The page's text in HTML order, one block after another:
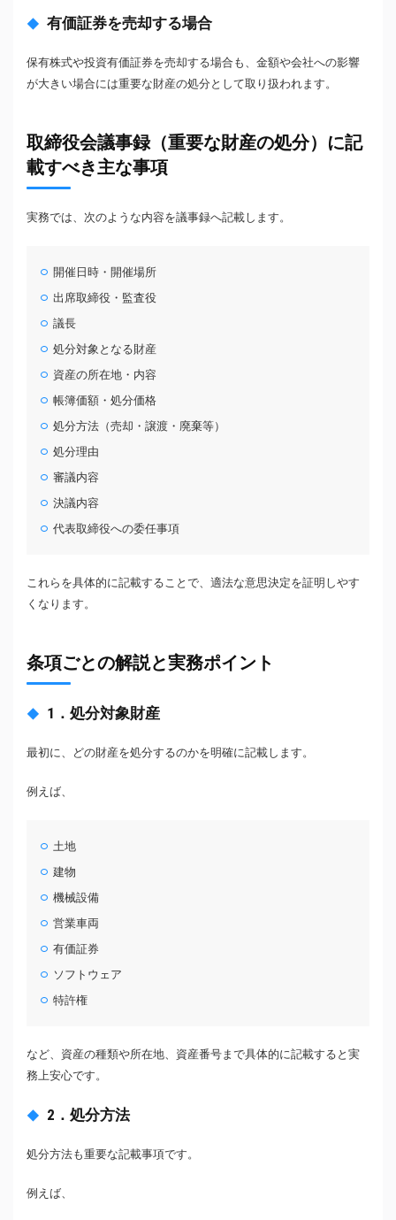
有価証券を売却する場合
保有株式や投資有価証券を売却する場合も、金額や会社への影響
が大きい場合には重要な財産の処分として取り扱われます。
取締役会議事録（重要な財産の処分）に記
載すべき主な事項
実務では、次のような内容を議事録へ記載します。
開催日時・開催場所
出席取締役・監査役
議長
処分対象となる財産
資産の所在地・内容
帳簿価額・処分価格
処分方法（売却・譲渡・廃棄等）
処分理由
審議内容
決議内容
代表取締役への委任事項
これらを具体的に記載することで、適法な意思決定を証明しやす
くなります。
条項ごとの解説と実務ポイント
1．処分対象財産
最初に、どの財産を処分するのかを明確に記載します。
例えば、
土地
建物
機械設備
営業車両
有価証券
ソフトウェア
特許権
など、資産の種類や所在地、資産番号まで具体的に記載すると実
務上安心です。
2．処分方法
処分方法も重要な記載事項です。
例えば、